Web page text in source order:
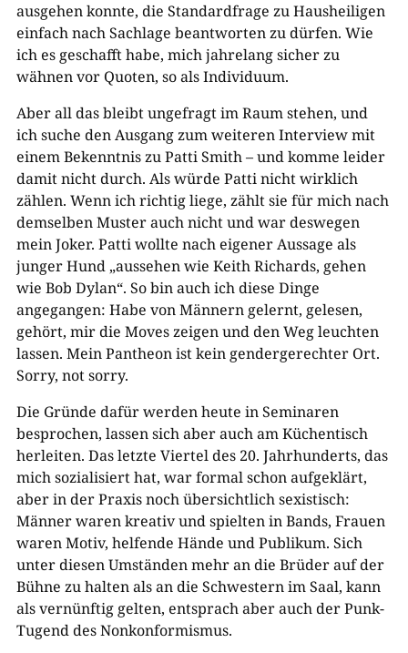
ausgehen konnte, die Standardfrage zu Hausheiligen
einfach nach Sachlage beantworten zu dürfen. Wie
ich es geschafft habe, mich jahrelang sicher zu
wähnen vor Quoten, so als Individuum.
Aber all das bleibt ungefragt im Raum stehen, und
ich suche den Ausgang zum weiteren Interview mit
einem Bekenntnis zu Patti Smith – und komme leider
damit nicht durch. Als würde Patti nicht wirklich
zählen. Wenn ich richtig liege, zählt sie für mich nach
demselben Muster auch nicht und war deswegen
mein Joker. Patti wollte nach eigener Aussage als
junger Hund „aussehen wie Keith Richards, gehen
wie Bob Dylan“. So bin auch ich diese Dinge
angegangen: Habe von Männern gelernt, gelesen,
gehört, mir die Moves zeigen und den Weg leuchten
lassen. Mein Pantheon ist kein gendergerechter Ort.
Sorry, not sorry.
Die Gründe dafür werden heute in Seminaren
besprochen, lassen sich aber auch am Küchentisch
herleiten. Das letzte Viertel des 20. Jahrhunderts, das
mich sozialisiert hat, war formal schon aufgeklärt,
aber in der Praxis noch übersichtlich sexistisch:
Männer waren kreativ und spielten in Bands, Frauen
waren Motiv, helfende Hände und Publikum. Sich
unter diesen Umständen mehr an die Brüder auf der
Bühne zu halten als an die Schwestern im Saal, kann
als vernünftig gelten, entsprach aber auch der Punk-
Tugend des Nonkonformismus.